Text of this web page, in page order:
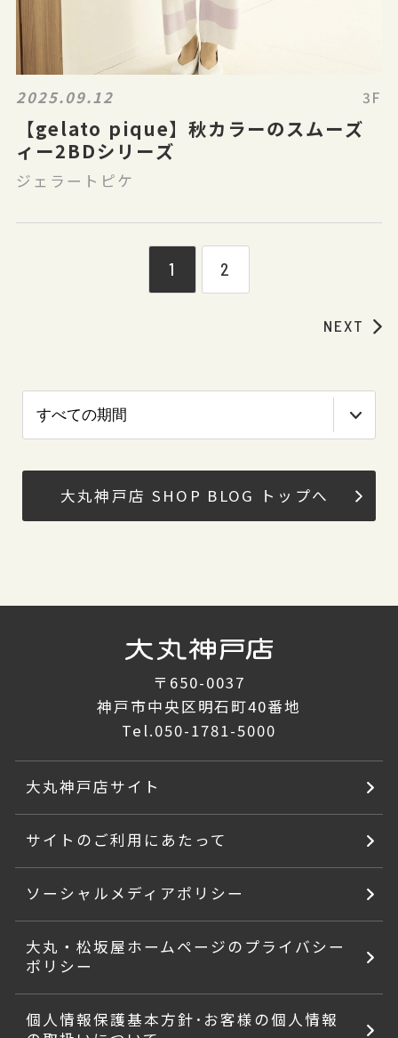
2025.09.12 3F
【gelato pique】秋カラーのスムーズ
ィー2BDシリーズ
ジェラートピケ
1 2
NEXT
大丸神戸店 SHOP BLOG トップへ
〒650-0037
神戸市中央区明石町40番地
Tel.050-1781-5000
大丸神戸店サイト
サイトのご利用にあたって
ソーシャルメディアポリシー
大丸・松坂屋ホームページのプライバシー
ポリシー
個人情報保護基本方針･お客様の個人情報